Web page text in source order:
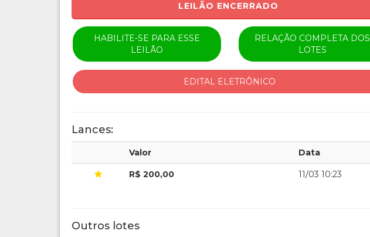
LEILÃO ENCERRADO
HABILITE-SE PARA ESSE
LEILÃO
RELAÇÃO COMPLETA DOS
LOTES
EDITAL ELETRÔNICO
Lances:
Valor Data
R$ 200,00 11/03 10:23
Outros lotes